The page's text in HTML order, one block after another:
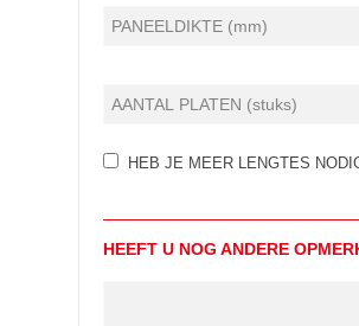
HEB JE MEER LENGTES
HEEFT U NOG ANDERE